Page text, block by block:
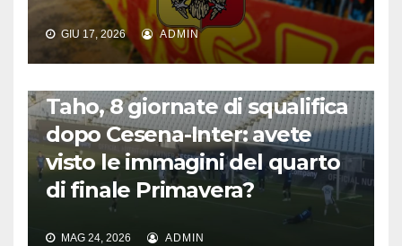
GIU 17, 2026 ADMIN
Taho, 8 giornate di squalifica
dopo Cesena-Inter: avete
visto le immagini del quarto
di finale Primavera?
MAG 24, 2026 ADMIN